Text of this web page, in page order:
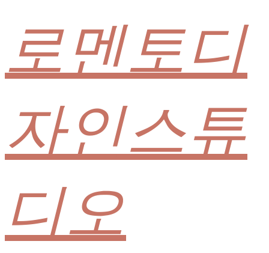
로멘토디
자인스튜
디오